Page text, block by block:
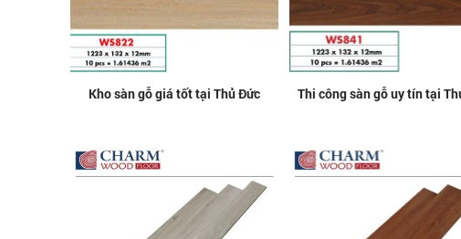
Kho sàn gỗ giá tốt tại Thủ Đức Thi công sàn gỗ uy tín tại